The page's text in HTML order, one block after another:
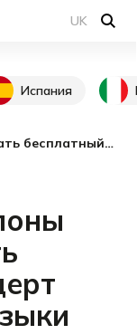
UK
Испания
На пляже Барселоны можно послушать бесплатный концерт классической музыки